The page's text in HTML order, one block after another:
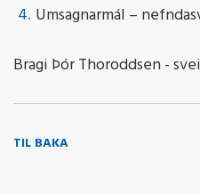
Umsagnarmál –
Bragi Þór Thoroddsen -
TIL BAKA